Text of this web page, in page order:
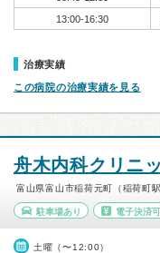
13:00-16:30
治療実績
この病院の治療実績を見る
舟木内科クリニ
富山県富山市稲荷元町（稲荷町
駐車場あり 電子決済可
土曜（〜12:00）